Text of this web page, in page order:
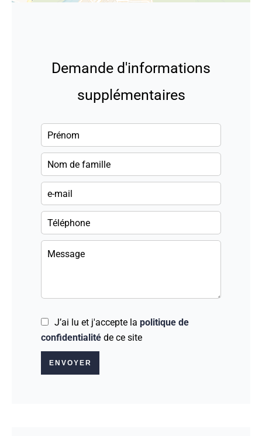
Demande d'informations
supplémentaires
J’ai lu et j'accepte la politique de
confidentialité de ce site
ENVOYER